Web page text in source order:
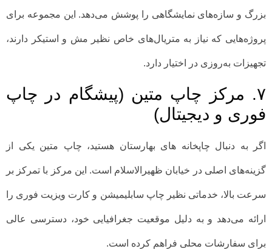
بزرگ و سازه‌های نمایشگاهی را پوشش می‌دهد. این مجموعه برای
پروژه‌هایی که نیاز به متریال‌های خاص نظیر مش و استیکر دارند،
تجهیزات به‌روزی در اختیار دارد.
۷. مرکز چاپ متین (پیشگام در چاپ
فوری و دیجیتال)
اگر به دنبال چاپخانه های بهارستان هستید، چاپ متین یکی از
گزینه‌های اصلی در خیابان ظهیرالاسلام است. این مرکز با تمرکز بر
سرعت بالا، خدماتی نظیر چاپ سابلیمیشن و کارت ویزیت فوری را
ارائه می‌دهد و به دلیل موقعیت جغرافیایی خود، دسترسی عالی
برای سفارشات محلی فراهم کرده است.